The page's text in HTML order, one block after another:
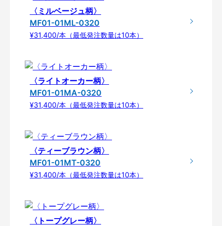
〈ミルベージュ柄〉
MF01-01ML-0320
¥31,400/本（最低発注数量は10本）
〈ライトオーカー柄〉
MF01-01MA-0320
¥31,400/本（最低発注数量は10本）
〈ティーブラウン柄〉
MF01-01MT-0320
¥31,400/本（最低発注数量は10本）
〈トープグレー柄〉